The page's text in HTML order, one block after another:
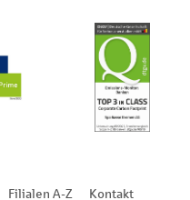
Filialen A-Z Kontakt